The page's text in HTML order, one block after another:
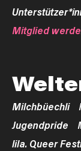
Mitglied
Milchbüechli
Jugendpride
lila. Queer